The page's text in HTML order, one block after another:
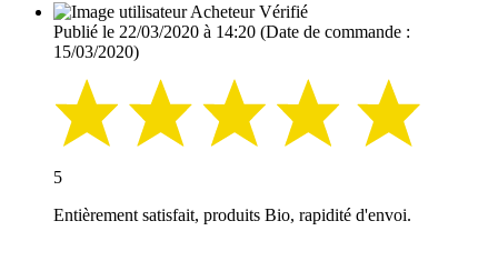
Acheteur Vérifié
Publié le 22/03/2020 à 14:20 (Date de commande :
15/03/2020)
5
Entièrement satisfait, produits Bio, rapidité d'envoi.